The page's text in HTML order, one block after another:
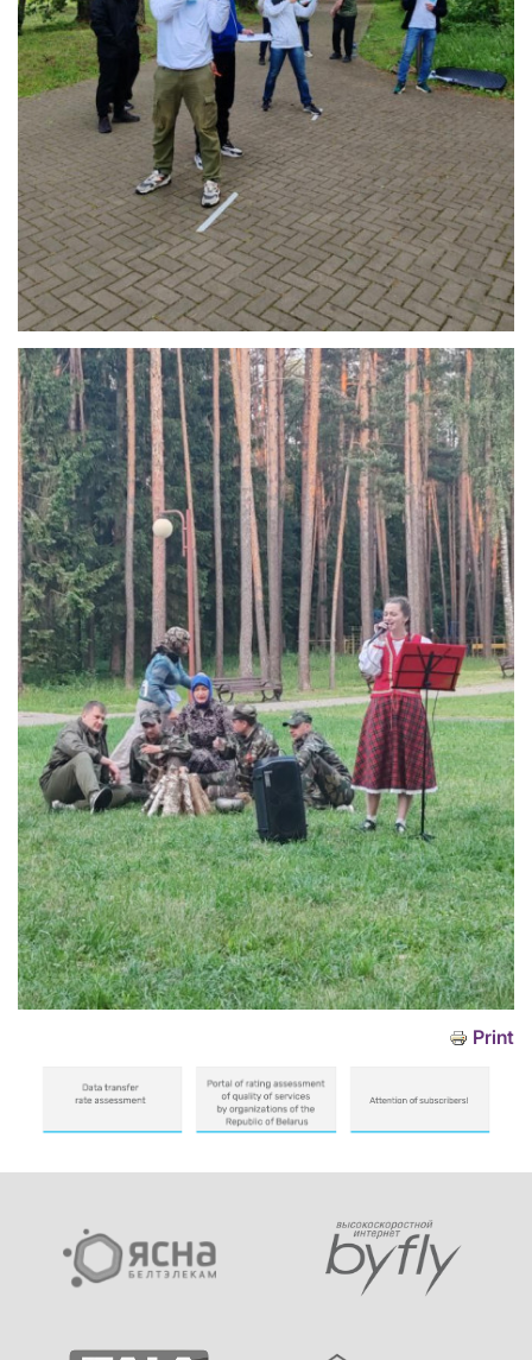
Print